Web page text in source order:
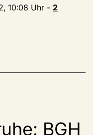
–
10:08 Uhr - 2
BGH